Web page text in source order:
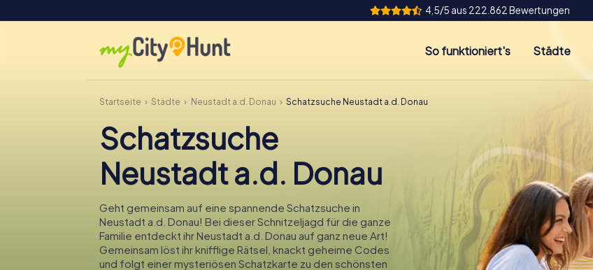
4,5/5 aus 222.862 Bewertungen
So funktioniert's Städte
Startseite Städte Neustadt a.d. Donau Schatzsuche Neustadt a.d. Donau
Schatzsuche
Neustadt a.d. Donau
Geht gemeinsam auf eine spannende Schatzsuche in
Neustadt a.d. Donau! Bei dieser Schnitzeljagd für die ganze
Familie entdeckt ihr Neustadt a.d. Donau auf ganz neue Art!
Gemeinsam löst ihr knifflige Rätsel, knackt geheime Codes
und folgt einer mysteriösen Schatzkarte zu den schönsten